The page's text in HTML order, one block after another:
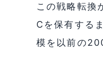
この戦略転換
Cを保有する
模を以前の